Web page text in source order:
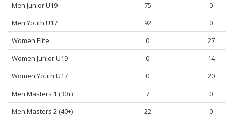
Men Junior U19
75
0
Men Youth U17
92
0
Women Elite
0
27
Women Junior U19
0
14
Women Youth U17
0
20
Men Masters 1 (30+)
7
0
Men Masters 2 (40+)
22
0